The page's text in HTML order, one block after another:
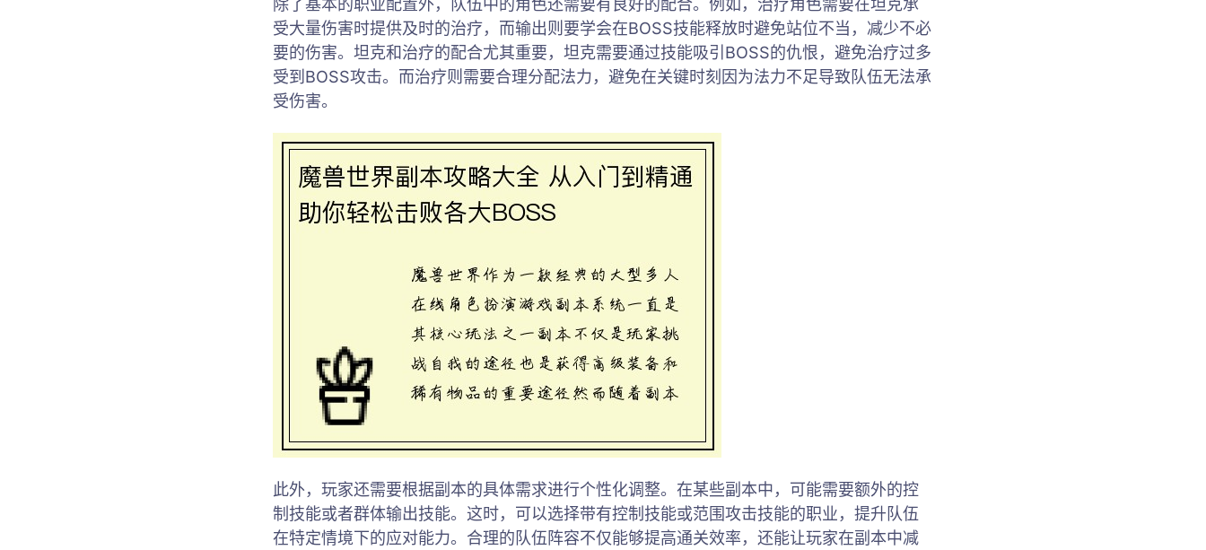
除了基本的职业配置外，队伍中的角色还需要有良好的配合。例如，治疗角色需要在坦克承
受大量伤害时提供及时的治疗，而输出则要学会在BOSS技能释放时避免站位不当，减少不必
要的伤害。坦克和治疗的配合尤其重要，坦克需要通过技能吸引BOSS的仇恨，避免治疗过多
受到BOSS攻击。而治疗则需要合理分配法力，避免在关键时刻因为法力不足导致队伍无法承
受伤害。
此外，玩家还需要根据副本的具体需求进行个性化调整。在某些副本中，可能需要额外的控
制技能或者群体输出技能。这时，可以选择带有控制技能或范围攻击技能的职业，提升队伍
在特定情境下的应对能力。合理的队伍阵容不仅能够提高通关效率，还能让玩家在副本中减